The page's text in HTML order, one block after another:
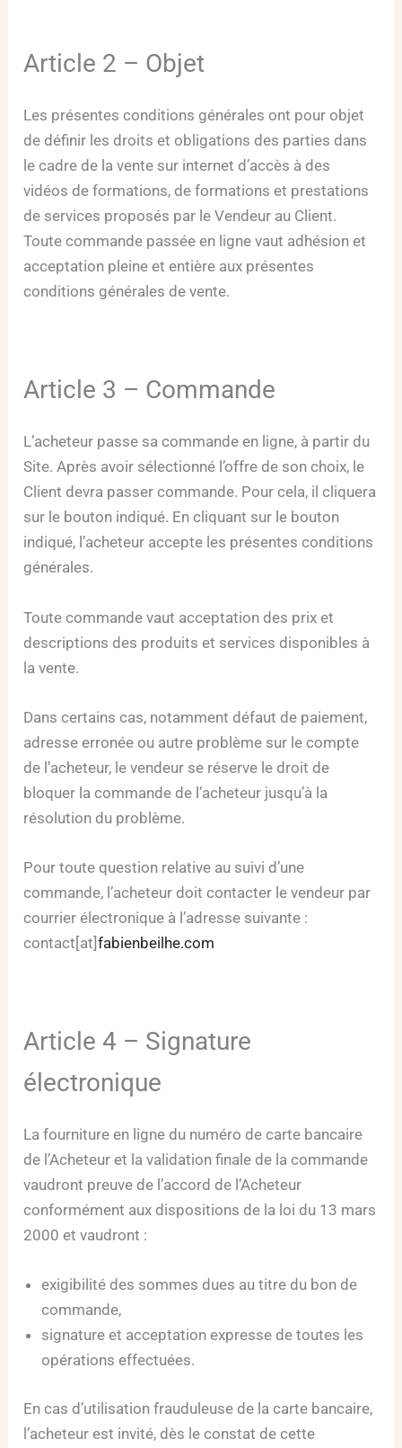
Article 2 – Objet
Les présentes conditions générales ont pour objet
de définir les droits et obligations des parties dans
le cadre de la vente sur internet d’accès à des
vidéos de formations, de formations et prestations
de services proposés par le Vendeur au Client.
Toute commande passée en ligne vaut adhésion et
acceptation pleine et entière aux présentes
conditions générales de vente.
Article 3 – Commande
L’acheteur passe sa commande en ligne, à partir du
Site. Après avoir sélectionné l’offre de son choix, le
Client devra passer commande. Pour cela, il cliquera
sur le bouton indiqué. En cliquant sur le bouton
indiqué, l’acheteur accepte les présentes conditions
générales.
Toute commande vaut acceptation des prix et
descriptions des produits et services disponibles à
la vente.
Dans certains cas, notamment défaut de paiement,
adresse erronée ou autre problème sur le compte
de l’acheteur, le vendeur se réserve le droit de
bloquer la commande de l’acheteur jusqu’à la
résolution du problème.
Pour toute question relative au suivi d’une
commande, l’acheteur doit contacter le vendeur par
courrier électronique à l’adresse suivante :
contact[at]fabienbeilhe.com
Article 4 – Signature
électronique
La fourniture en ligne du numéro de carte bancaire
de l’Acheteur et la validation finale de la commande
vaudront preuve de l’accord de l’Acheteur
conformément aux dispositions de la loi du 13 mars
2000 et vaudront :
exigibilité des sommes dues au titre du bon de
commande,
signature et acceptation expresse de toutes les
opérations effectuées.
En cas d’utilisation frauduleuse de la carte bancaire,
l’acheteur est invité, dès le constat de cette